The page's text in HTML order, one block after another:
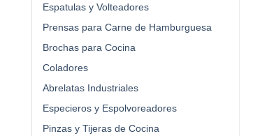
Espatulas y Volteadores
Prensas para Carne de Hamburguesa
Brochas para Cocina
Coladores
Abrelatas Industriales
Especieros y Espolvoreadores
Pinzas y Tijeras de Cocina
JARRA CONICA USOS
MULTIPLOS 30 Oz AI